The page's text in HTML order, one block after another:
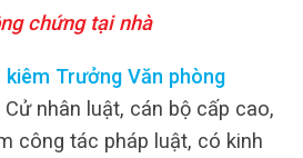
chứng tại nhà
kiêm Trưởng Văn phòng
Cử nhân luật, cán bộ cấp cao,
công tác pháp luật, có kinh